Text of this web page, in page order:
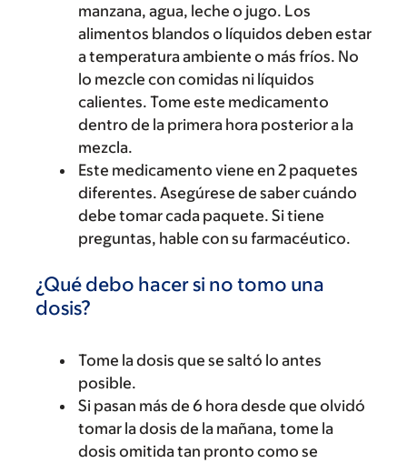
manzana, agua, leche o jugo. Los
alimentos blandos o líquidos deben estar
a temperatura ambiente o más fríos. No
lo mezcle con comidas ni líquidos
calientes. Tome este medicamento
dentro de la primera hora posterior a la
mezcla.
Este medicamento viene en 2 paquetes
diferentes. Asegúrese de saber cuándo
debe tomar cada paquete. Si tiene
preguntas, hable con su farmacéutico.
¿Qué debo hacer si no tomo una
dosis?
Tome la dosis que se saltó lo antes
posible.
Si pasan más de 6 hora desde que olvidó
tomar la dosis de la mañana, tome la
dosis omitida tan pronto como se